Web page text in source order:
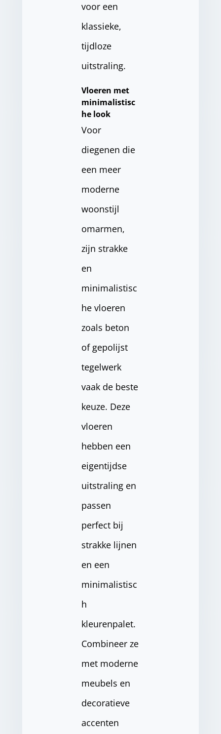
voor een
klassieke,
tijdloze
uitstraling.
Vloeren met
minimalistisc
he look
Voor
diegenen die
een meer
moderne
woonstijl
omarmen,
zijn strakke
en
minimalistisc
he vloeren
zoals beton
of gepolijst
tegelwerk
vaak de beste
keuze. Deze
vloeren
hebben een
eigentijdse
uitstraling en
passen
perfect bij
strakke lijnen
en een
minimalistisc
h
kleurenpalet.
Combineer ze
met moderne
meubels en
decoratieve
accenten